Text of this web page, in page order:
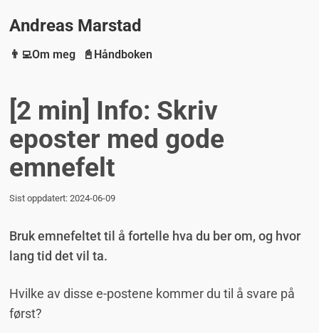
Andreas Marstad
👨‍💻Om meg 📓Håndboken
[2 min] Info: Skriv
eposter med gode
emnefelt
Sist oppdatert: 2024-06-09
Bruk emnefeltet til å fortelle hva du ber om, og hvor
lang tid det vil ta.
Hvilke av disse e-postene kommer du til å svare på
først?